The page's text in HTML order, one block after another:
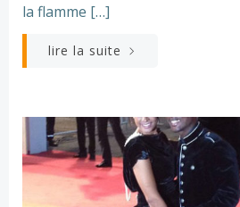
la flamme […]
lire la suite